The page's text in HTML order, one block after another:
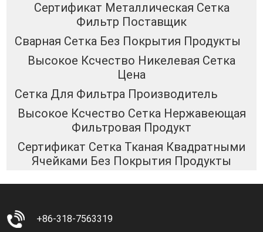
Сертификат Металлическая Сетка
Фильтр Поставщик
Сварная Сетка Без Покрытия Продукты
Высокое Ксчество Никелевая Сетка
Цена
Сетка Для Фильтра Производитель
Высокое Ксчество Сетка Нержавеющая
Фильтровая Продукт
Сертификат Сетка Тканая Квадратными
Ячейками Без Покрытия Продукты
+86-318-7563319